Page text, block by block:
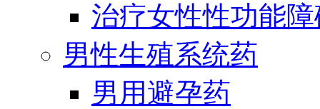
治疗女性性功能
男性生殖系统药
男用避孕药